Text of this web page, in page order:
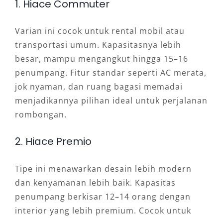
1. Hiace Commuter
Varian ini cocok untuk rental mobil atau
transportasi umum. Kapasitasnya lebih
besar, mampu mengangkut hingga 15–16
penumpang. Fitur standar seperti AC merata,
jok nyaman, dan ruang bagasi memadai
menjadikannya pilihan ideal untuk perjalanan
rombongan.
2. Hiace Premio
Tipe ini menawarkan desain lebih modern
dan kenyamanan lebih baik. Kapasitas
penumpang berkisar 12–14 orang dengan
interior yang lebih premium. Cocok untuk